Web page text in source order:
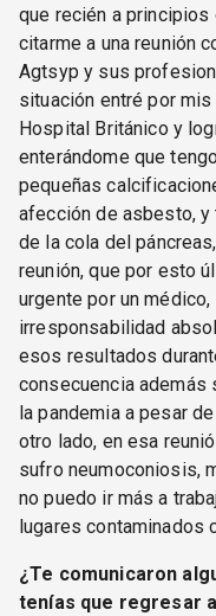
que recién a principios
citarme a una reunión
Agtsyp y sus
situación entré por
Hospital Británico y
enterándome que
pequeñas
afección de asbesto, y
de la cola del
reunión, que por esto
urgente por un
irresponsabilidad
esos resultados
consecuencia además
la pandemia a pesar
otro lado, en esa
sufro neumoconiosis,
no puedo ir más a
lugares contaminados
¿Te comunicaron
tenías que regresar